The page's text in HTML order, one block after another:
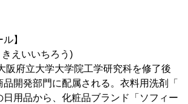
】
えいいちろう)
阪府立大学大学院工学研究科を修了後
品開発部門に配属される。衣料用洗剤「
日用品から、化粧品ブランド「ソフィー